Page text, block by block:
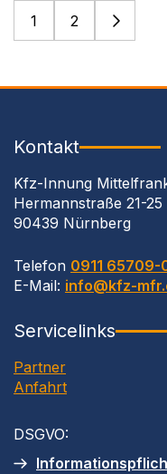
1 2
Kontakt
Kfz-Innung
Hermannstraße 21-25
90439 Nürnberg
Telefon 0911 65709-
E-Mail: info@kfz-
Servicelinks
Partner
Anfahrt
DSGVO: